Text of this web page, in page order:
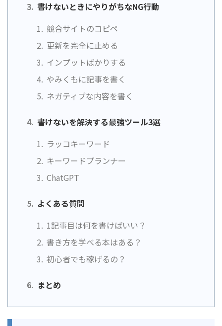
書けないときにやりがちなNG行動
競合サイトのコピペ
更新を完全に止める
インプットばかりする
やみくもに記事を書く
ネガティブな内容を書く
書けないを解決する最強ツール3選
ラッコキーワード
キーワードプランナー
ChatGPT
よくある質問
1記事目は何を書けばいい？
書き方を学べる本はある？
初心者でも稼げるの？
まとめ